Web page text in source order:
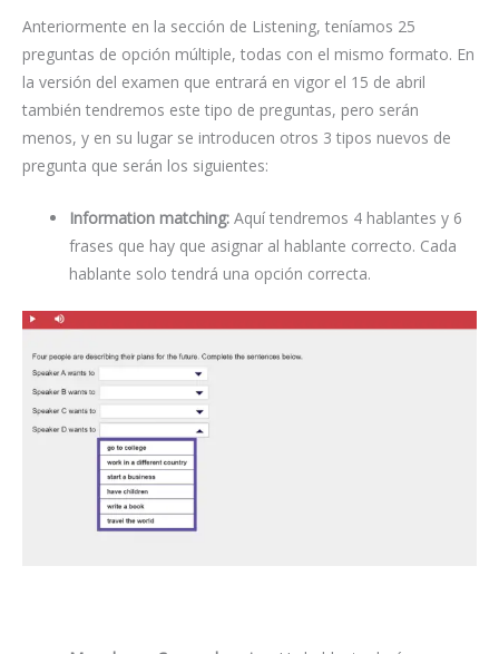
Anteriormente en la sección de Listening, teníamos 25
preguntas de opción múltiple, todas con el mismo formato. En
la versión del examen que entrará en vigor el 15 de abril
también tendremos este tipo de preguntas, pero serán
menos, y en su lugar se introducen otros 3 tipos nuevos de
pregunta que serán los siguientes:
Information matching: Aquí tendremos 4 hablantes y 6
frases que hay que asignar al hablante correcto. Cada
hablante solo tendrá una opción correcta.